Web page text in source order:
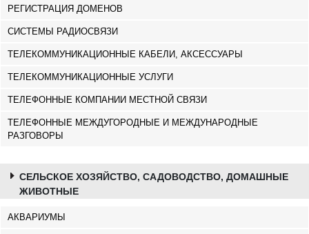
РЕГИСТРАЦИЯ ДОМЕНОВ
СИСТЕМЫ РАДИОСВЯЗИ
ТЕЛЕКОММУНИКАЦИОННЫЕ КАБЕЛИ, АКСЕССУАРЫ
ТЕЛЕКОММУНИКАЦИОННЫЕ УСЛУГИ
ТЕЛЕФОННЫЕ КОМПАНИИ МЕСТНОЙ СВЯЗИ
ТЕЛЕФОННЫЕ МЕЖДУГОРОДНЫЕ И МЕЖДУНАРОДНЫЕ
РАЗГОВОРЫ
СЕЛЬСКОЕ ХОЗЯЙСТВО, САДОВОДСТВО, ДОМАШНЫЕ
ЖИВОТНЫЕ
АКВАРИУМЫ